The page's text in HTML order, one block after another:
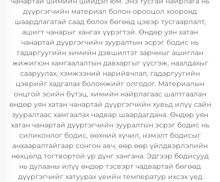
дүүргэгчийн материал болон орооцол хооронд
шаардлагатай саад болох бөгөөд цэвэр тусгаарлалт,
ашигт чанарыг хангах үүрэгтэй. Өндөр уян хатан
чанартай дүүргэгчийн зууралтын эсрэг бодис нь
гадаргуугийн химийн дэвшилтэт зарчмыг ашиглан
жижигхэн хамгаалалтын давхаргыг үүсгэж, наалдахыг
сааруулах, хэмжээний нарийвчлал, гадаргуугийн
цэврийг хадгалах боломжийг олгодог. Материалын
онцгой эсийн бүтэц, химийн найрлагаас шалтгаалан
өндөр уян хатан чанартай дүүргэгчийн хувьд илүү сайн
зууралтаас хамгаалах чадвар шаардагдана. Өндөр уян
хатан чанартай дүүргэгчийн зууралтын эсрэг бодис нь
силиконлог бодис, өөхний хүчил, нэмэлт бодисыг
анхааралтайгаар сонгон авч, өөр өөр үйлдвэрлэлийн
нөхцөлд тогтвортой үр дүнг хангана. Эдгээр бодисууд
нь дулааны илүү өндөр тэсвэрт чадвартай бөгөөд
дүүргэгчийг хатуурах үеийн температур ихсэх үед